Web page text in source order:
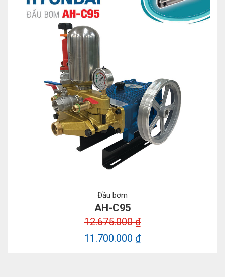
Đầu bơm
AH-C95
12.675.000 ₫
11.700.000 ₫